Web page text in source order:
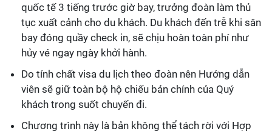
quốc tế 3 tiếng trước giờ bay, trưởng đoàn làm thủ
tục xuất cảnh cho du khách. Du khách đến trễ khi sân
bay đóng quầy check in, sẽ chịu hoàn toàn phí như
hủy vé ngay ngày khởi hành.
Do tính chất visa du lịch theo đoàn nên Hướng dẫn
viên sẽ giữ toàn bộ hộ chiếu bản chính của Quý
khách trong suốt chuyến đi.
Chương trình này là bản không thể tách rời với Hợp